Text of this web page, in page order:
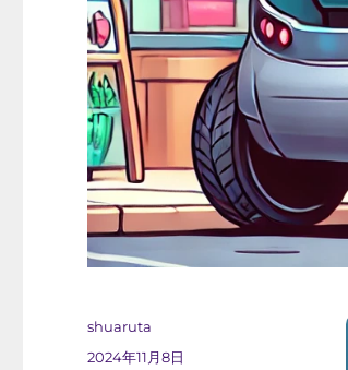
投
稿
shuaruta
投
2024年11月8日